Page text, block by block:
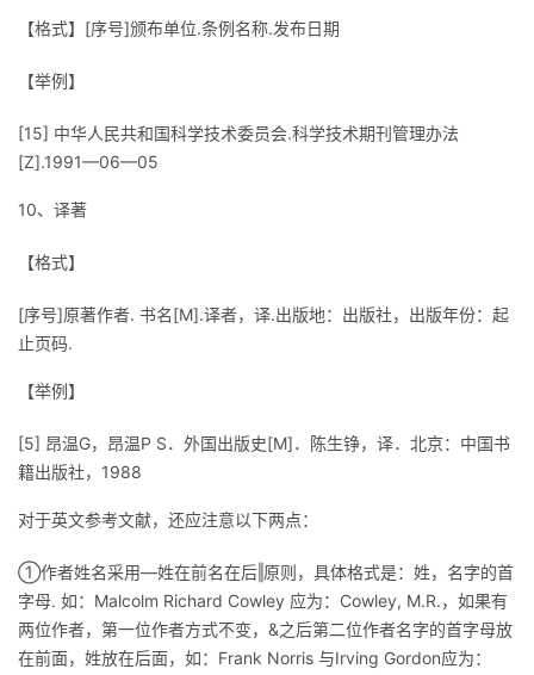
【格式】[序号]颁布单位.条例名称.发布日期
【举例】
[15] 中华人民共和国科学技术委员会.科学技术期刊管理办法
[Z].1991—06—05
10、译著
【格式】
[序号]原著作者. 书名[M].译者，译.出版地：出版社，出版年份：起
止页码.
【举例】
[5] 昂温G，昂温P S．外国出版史[M]．陈生铮，译．北京：中国书
籍出版社，1988
对于英文参考文献，还应注意以下两点：
①作者姓名采用―姓在前名在后‖原则，具体格式是：姓，名字的首
字母. 如：Malcolm Richard Cowley 应为：Cowley, M.R.，如果有
两位作者，第一位作者方式不变，&之后第二位作者名字的首字母放
在前面，姓放在后面，如：Frank Norris 与Irving Gordon应为：